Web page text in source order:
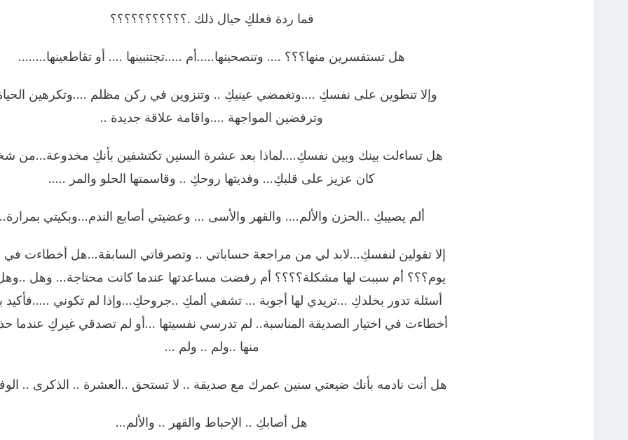
فما ردة فعلكِ حيال ذلك .؟؟؟؟؟؟؟؟؟؟؟
هل تستفسرين منها؟؟؟ …. وتنصحينها…..أم …..تجتنبينها …. أو تقاطعينها……..
وإلا تنطوين على نفسكِ ….وتغمضي عينيكِ .. وتنزوين في ركن مظلم ….وتكرهين
وترفضين المواجهة ….واقامة علاقة جديدة ..
هل تساءلت بينك وبين نفسكِ….لماذا بعد عشرة السنين تكتشفين بأنكِ مخدوعة…من
كان عزيز على قلبكِ… وفديتها روحكِ .. وقاسمتها الحلو والمر …..
ألم يصيبكِ ..الحزن والألم…. والقهر والأسى … وعضيتي أصابع الندم…وبكيتي بمرارة..
إلا تقولين لنفسكِ…لابد لي من مراجعة حساباتي .. وتصرفاتي السابقة…هل أخطاءت في
يوم؟؟؟ أم سببت لها مشكلة؟؟؟؟ أم رفضت مساعدتها عندما كانت محتاجة… وهل
أسئلة تدور بخلدكِ …تريدي لها أجوبة … تشفي ألمكِ ..جروحكِ…وإذا لم تكوني …..فأكيد
أخطاءت في اختيار الصديقة المناسبة.. لم تدرسي نفسيتها …أو لم تصدقي غيركِ عندما
منها ..ولم .. ولم …
هل أنت نادمه بأنك ضيعتي سنين عمرك مع صديقة .. لا تستحق ..العشرة .. الذكرى ..
هل أصابكِ .. الإحباط والقهر .. والألم…